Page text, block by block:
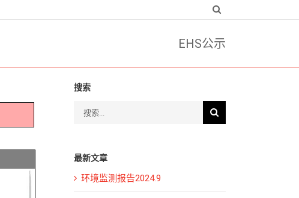
EHS公示
搜索
索：
最新文章
环境监测报告2024.9